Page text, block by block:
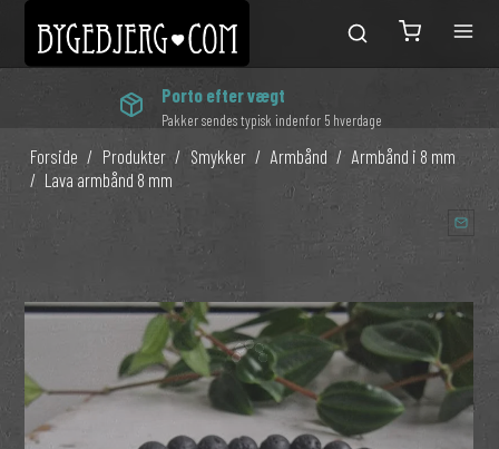
Porto efter vægt
Pakker sendes typisk indenfor 5 hverdage
Forside / Produkter / Smykker / Armbånd / Armbånd i 8 mm
/ Lava armbånd 8 mm